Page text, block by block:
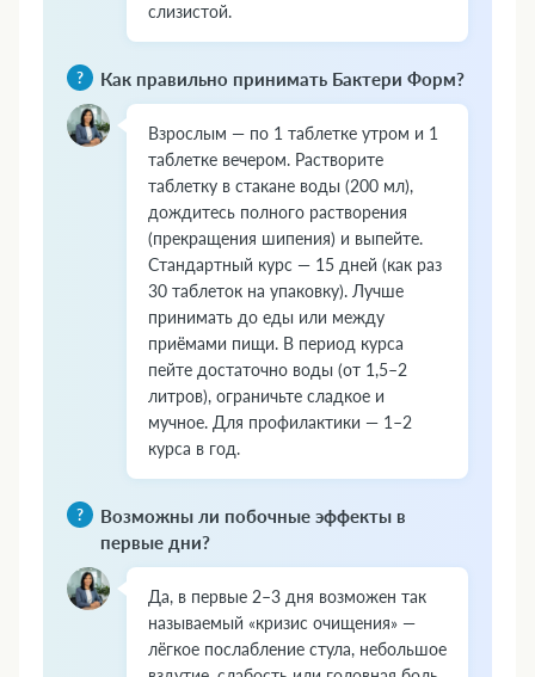
слизистой.
Как правильно принимать Бактери Форм?
Взрослым — по 1 таблетке утром и 1
таблетке вечером. Растворите
таблетку в стакане воды (200 мл),
дождитесь полного растворения
(прекращения шипения) и выпейте.
Стандартный курс — 15 дней (как раз
30 таблеток на упаковку). Лучше
принимать до еды или между
приёмами пищи. В период курса
пейте достаточно воды (от 1,5–2
литров), ограничьте сладкое и
мучное. Для профилактики — 1–2
курса в год.
Возможны ли побочные эффекты в
первые дни?
Да, в первые 2–3 дня возможен так
называемый «кризис очищения» —
лёгкое послабление стула, небольшое